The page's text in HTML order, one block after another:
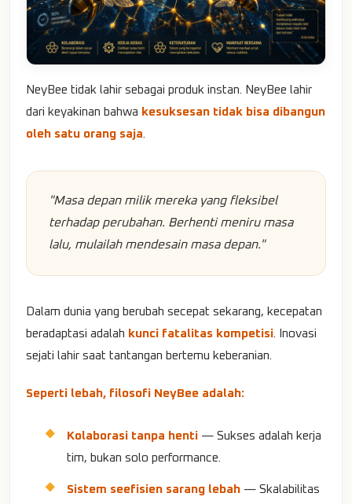
NeyBee tidak lahir sebagai produk instan. NeyBee lahir
dari keyakinan bahwa kesuksesan tidak bisa dibangun
oleh satu orang saja
"Masa depan milik mereka yang fleksibel
terhadap perubahan. Berhenti meniru masa
lalu, mulailah mendesain masa depan."
Dalam dunia yang berubah secepat sekarang, kecepatan
beradaptasi adalah kunci fatalitas kompetisi . Inovasi
sejati lahir saat tantangan bertemu keberanian.
Seperti lebah, filosofi NeyBee adalah:
Kolaborasi tanpa henti — Sukses adalah kerja
tim, bukan solo performance.
Sistem seefisien sarang lebah — Skalabilitas